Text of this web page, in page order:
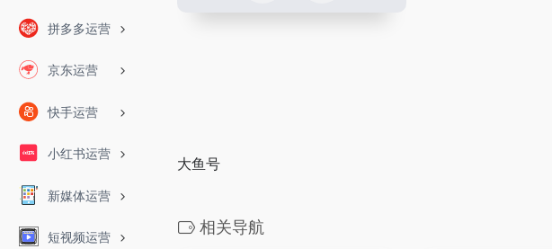
拼多多运营
京东运营
快手运营
小红书运营
新媒体运营
短视频运营
大鱼号
相关导航